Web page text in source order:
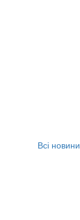
Всі новини